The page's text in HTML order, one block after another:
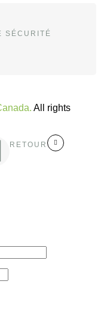
SÉCURITÉ
All rights
RETOUR